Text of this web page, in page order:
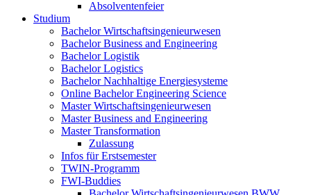
Absolventenfeier
Studium
Bachelor Wirtschaftsingenieurwesen
Bachelor Business and Engineering
Bachelor Logistik
Bachelor Logistics
Bachelor Nachhaltige Energiesysteme
Online Bachelor Engineering Science
Master Wirtschaftsingenieurwesen
Master Business and Engineering
Master Transformation
Zulassung
Infos für Erstsemester
TWIN-Programm
FWI-Buddies